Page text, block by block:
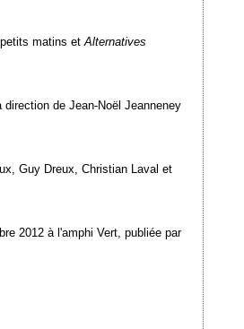
petits matins etAlternatives
direction de Jean-Noël Jeanneney
Guy Dreux, Christian Laval et
2012 à l'amphi Vert, publiée par